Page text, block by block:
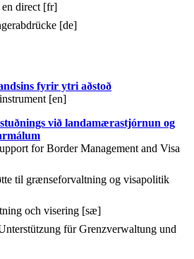
en direct [fr]
[de]
fyrir ytri aðstoð
[en]
við landamærastjórnun og
for Border Management and Visa
til grænseforvaltning og visapolitik
och visering [sæ]
für Grenzverwaltung und